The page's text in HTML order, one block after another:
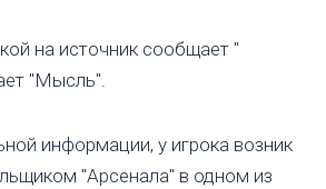
на источник сообщает "
"Мысль".
информации, у игрока возник
"Арсенала" в одном из